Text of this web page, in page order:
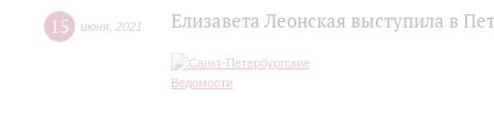
15 июня 2021 Елизавета Леонская выступила в